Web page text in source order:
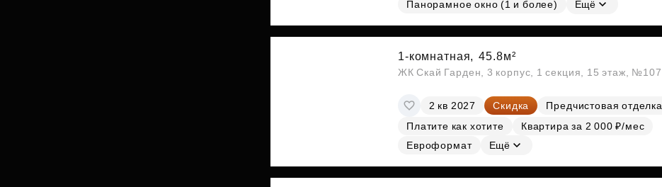
Панорамное окно (1 и более)
Ещё
1-комнатная, 45.8м²
ЖК Скай Гарден, 3 корпус, 1 секция, 15 этаж, №107
2 кв 2027 Скидка
Предчистовая отделка
Платите как хотите
Квартира за 2 000 ₽/мес
Евроформат
Ещё